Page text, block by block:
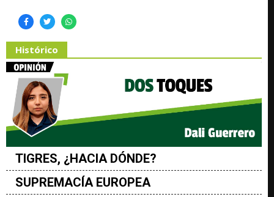
Histórico
TIGRES, ¿HACIA DÓNDE?
SUPREMACÍA EUROPEA